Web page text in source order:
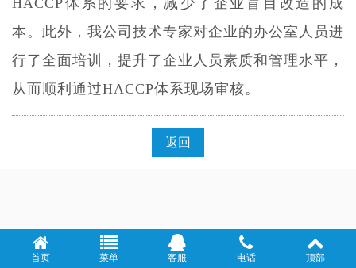
HACCP体系的要求，减少了企业盲目改造的成
本。此外，我公司技术专家对企业的办公室人员进
行了全面培训，提升了企业人员素质和管理水平，
从而顺利通过HACCP体系现场审核。
返回
首页 菜单 客服 电话 顶部